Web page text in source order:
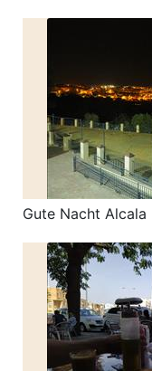
Gute Nacht Alcala